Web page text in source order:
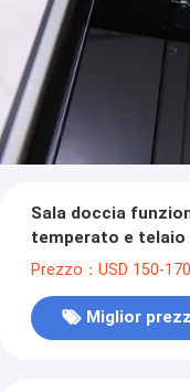
Sala doccia
temperato e telaio
Prezzo：USD 150-170
Miglior